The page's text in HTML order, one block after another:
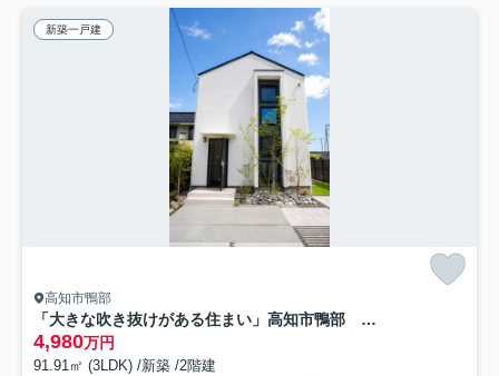
新築一戸建
高知市鴨部
「大きな吹き抜けがある住まい」高知市鴨部 新築一戸建て
4,980万円
91.91㎡ (3LDK) /新築 /2階建